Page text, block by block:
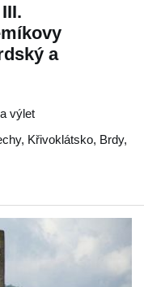
a
výlet
, Křivoklátsko, Brdy,